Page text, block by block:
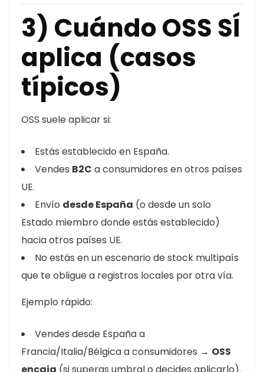
3) Cuándo OSS SÍ
aplica (casos
típicos)
OSS suele aplicar si:
Estás establecido en España.
Vendes B2C a consumidores en otros países
UE.
Envío desde España (o desde un solo
Estado miembro donde estás establecido)
hacia otros países UE.
No estás en un escenario de stock multipaís
que te obligue a registros locales por otra vía.
Ejemplo rápido:
Vendes desde España a
Francia/Italia/Bélgica a consumidores → OSS
encaja (si superas umbral o decides aplicarlo).